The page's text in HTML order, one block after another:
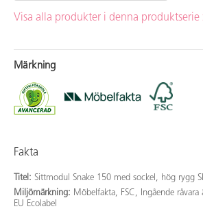
Visa alla produkter i denna produktserie
Märkning
Fakta
Titel: Sittmodul Snake 150 med sockel, hög rygg
Miljömärkning: Möbelfakta, FSC, Ingående
EU Ecolabel